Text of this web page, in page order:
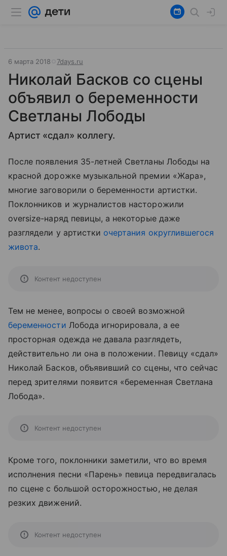
6 марта 2018 7days.ru
Николай Басков со сцены
объявил о беременности
Светланы Лободы
Артист «сдал» коллегу.
После появления 35-летней Светланы Лободы на
красной дорожке музыкальной премии «Жара»,
многие заговорили о беременности артистки.
Поклонников и журналистов насторожили
oversize-наряд певицы, а некоторые даже
разглядели у артистки очертания округлившегося
живота.
Контент недоступен
Тем не менее, вопросы о своей возможной
беременности Лобода игнорировала, а ее
просторная одежда не давала разглядеть,
действительно ли она в положении. Певицу «сдал»
Николай Басков, объявивший со сцены, что сейчас
перед зрителями появится «беременная Светлана
Лобода».
Контент недоступен
Кроме того, поклонники заметили, что во время
исполнения песни «Парень» певица передвигалась
по сцене с большой осторожностью, не делая
резких движений.
Контент недоступен